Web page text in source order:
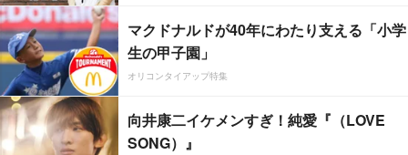
マクドナルドが40年にわたり支える「小学
生の甲子園」
オリコンタイアップ特集
向井康二イケメンすぎ！純愛『（LOVE
SONG）』